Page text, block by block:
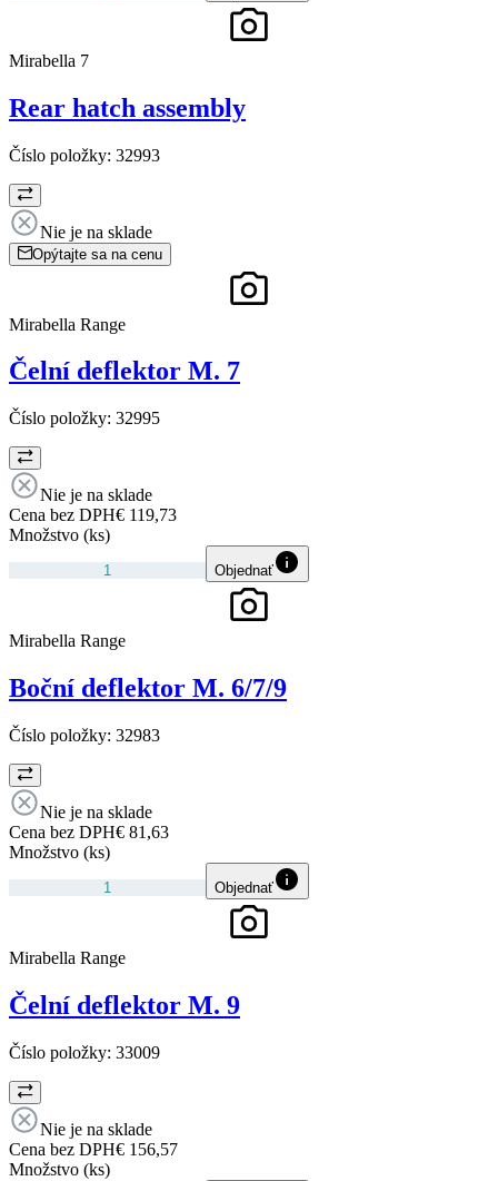
Mirabella 7
Rear hatch assembly
Číslo položky: 32993
Nie je na sklade
Opýtajte sa na cenu
Mirabella Range
Čelní deflektor M. 7
Číslo položky: 32995
Nie je na sklade
Cena bez DPH€ 119,73
Množstvo (ks)
Objednať
Mirabella Range
Boční deflektor M. 6/7/9
Číslo položky: 32983
Nie je na sklade
Cena bez DPH€ 81,63
Množstvo (ks)
Objednať
Mirabella Range
Čelní deflektor M. 9
Číslo položky: 33009
Nie je na sklade
Cena bez DPH€ 156,57
Množstvo (ks)